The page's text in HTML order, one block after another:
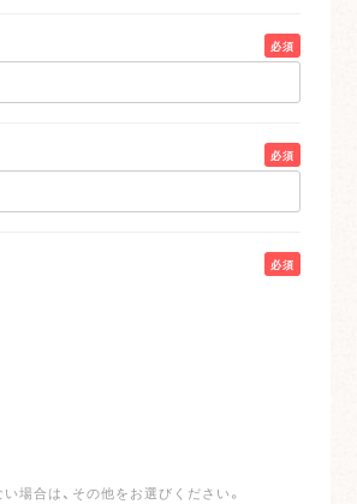
必須
必須
必須
場合は、その他をお選びください。